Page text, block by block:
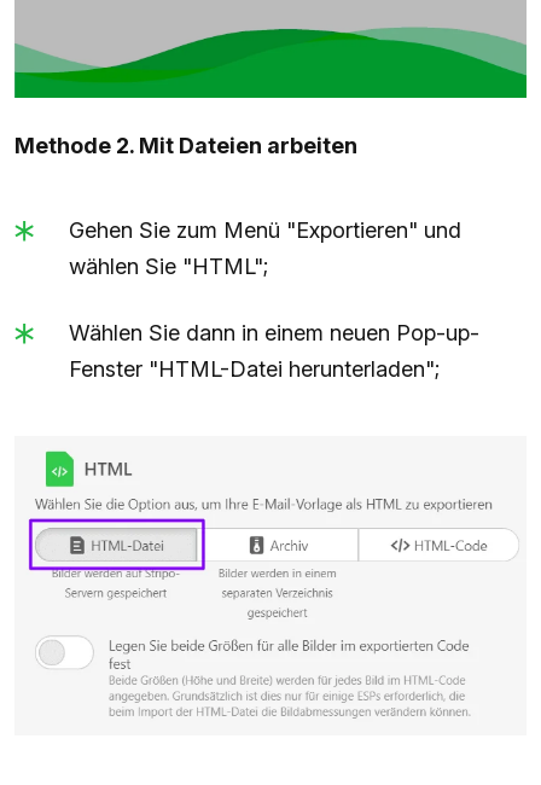
Methode 2. Mit Dateien arbeiten
Gehen Sie zum Menü "Exportieren" und
wählen Sie "HTML";
Wählen Sie dann in einem neuen Pop-up-
Fenster "HTML-Datei herunterladen";